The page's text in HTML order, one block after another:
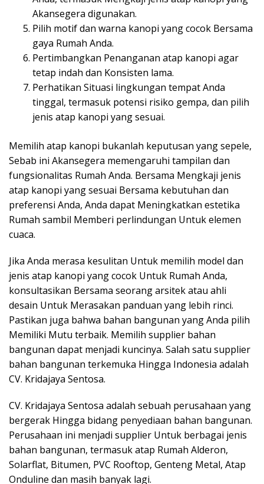
Akansegera digunakan.
Pilih motif dan warna kanopi yang cocok Bersama
gaya Rumah Anda.
Pertimbangkan Penanganan atap kanopi agar
tetap indah dan Konsisten lama.
Perhatikan Situasi lingkungan tempat Anda
tinggal, termasuk potensi risiko gempa, dan pilih
jenis atap kanopi yang sesuai.
Memilih atap kanopi bukanlah keputusan yang sepele,
Sebab ini Akansegera memengaruhi tampilan dan
fungsionalitas Rumah Anda. Bersama Mengkaji jenis
atap kanopi yang sesuai Bersama kebutuhan dan
preferensi Anda, Anda dapat Meningkatkan estetika
Rumah sambil Memberi perlindungan Untuk elemen
cuaca.
Jika Anda merasa kesulitan Untuk memilih model dan
jenis atap kanopi yang cocok Untuk Rumah Anda,
konsultasikan Bersama seorang arsitek atau ahli
desain Untuk Merasakan panduan yang lebih rinci.
Pastikan juga bahwa bahan bangunan yang Anda pilih
Memiliki Mutu terbaik. Memilih supplier bahan
bangunan dapat menjadi kuncinya. Salah satu supplier
bahan bangunan terkemuka Hingga Indonesia adalah
CV. Kridajaya Sentosa.
CV. Kridajaya Sentosa adalah sebuah perusahaan yang
bergerak Hingga bidang penyediaan bahan bangunan.
Perusahaan ini menjadi supplier Untuk berbagai jenis
bahan bangunan, termasuk atap Rumah Alderon,
Solarflat, Bitumen, PVC Rooftop, Genteng Metal, Atap
Onduline dan masih banyak lagi.